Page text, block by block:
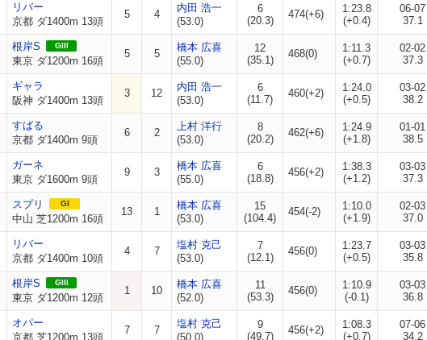
リバー
京都 ダ1400m 13頭
5 4
内田 浩一
(53.0)
6
(20.3)
474(+6)
1:23.8
(+0.4)
06-07
37.1
根岸S GIII
東京 ダ1200m 16頭
5 5
橋本 広喜
(55.0)
12
(35.1)
468(0)
1:11.3
(+0.7)
02-02
37.3
ギャラ
阪神 ダ1400m 13頭
3 12
内田 浩一
(53.0)
6
(11.7)
460(+2)
1:24.0
(+0.5)
03-02
38.2
すばる
京都 ダ1400m 9頭
6 2
上村 洋行
(53.0)
8
(20.2)
462(+6)
1:24.9
(+1.8)
01-01
38.5
ガーネ
東京 ダ1600m 9頭
9 3
橋本 広喜
(55.0)
6
(18.8)
456(+2)
1:38.3
(+1.2)
03-03
37.3
スプリ GI
中山 芝1200m 16頭
13 1
橋本 広喜
(53.0)
15
(104.4)
454(-2)
1:10.0
(+1.9)
02-03
37.0
リバー
京都 ダ1400m 10頭
4 7
塩村 克己
(53.0)
7
(12.1)
456(0)
1:23.7
(+0.5)
03-03
35.8
根岸S GIII
東京 ダ1200m 12頭
1 10
橋本 広喜
(52.0)
11
(53.3)
456(0)
1:10.9
(-0.1)
03-03
36.8
オパー
京都 芝1200m 13頭
7 7
塩村 克己
(50.0)
9
(49.7)
456(+2)
1:08.3
(+0.7)
07-06
34.2